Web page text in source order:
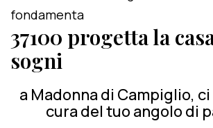
37100 progetta la
sogni
a Madonna di Campiglio,
cura del tuo angolo di